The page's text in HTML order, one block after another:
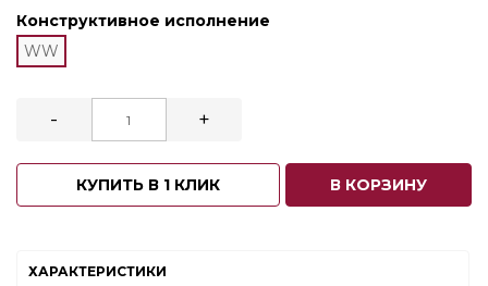
Конструктивное исполнение
WW
- +
КУПИТЬ В 1 КЛИК В КОРЗИНУ
ХАРАКТЕРИСТИКИ